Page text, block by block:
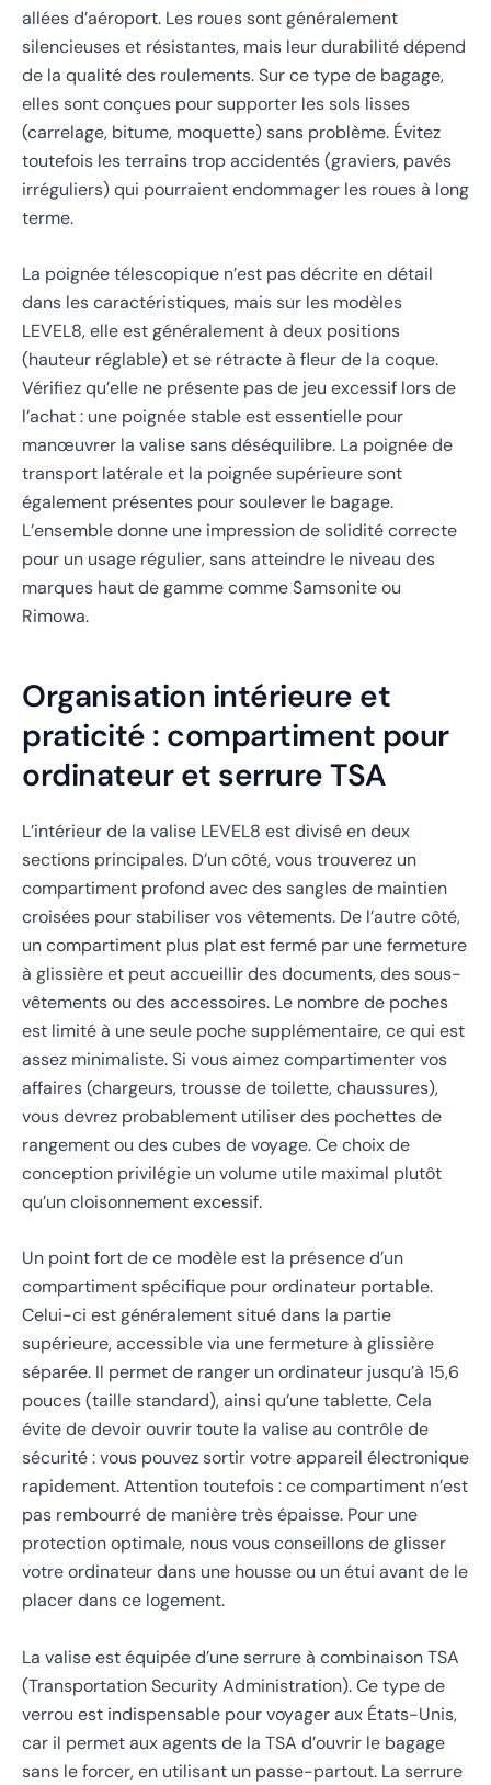
allées d’aéroport. Les roues sont généralement
silencieuses et résistantes, mais leur durabilité dépend
de la qualité des roulements. Sur ce type de bagage,
elles sont conçues pour supporter les sols lisses
(carrelage, bitume, moquette) sans problème. Évitez
toutefois les terrains trop accidentés (graviers, pavés
irréguliers) qui pourraient endommager les roues à long
terme.
La poignée télescopique n’est pas décrite en détail
dans les caractéristiques, mais sur les modèles
LEVEL8, elle est généralement à deux positions
(hauteur réglable) et se rétracte à fleur de la coque.
Vérifiez qu’elle ne présente pas de jeu excessif lors de
l’achat : une poignée stable est essentielle pour
manœuvrer la valise sans déséquilibre. La poignée de
transport latérale et la poignée supérieure sont
également présentes pour soulever le bagage.
L’ensemble donne une impression de solidité correcte
pour un usage régulier, sans atteindre le niveau des
marques haut de gamme comme Samsonite ou
Rimowa.
Organisation intérieure et
praticité : compartiment pour
ordinateur et serrure TSA
L’intérieur de la valise LEVEL8 est divisé en deux
sections principales. D’un côté, vous trouverez un
compartiment profond avec des sangles de maintien
croisées pour stabiliser vos vêtements. De l’autre côté,
un compartiment plus plat est fermé par une fermeture
à glissière et peut accueillir des documents, des sous-
vêtements ou des accessoires. Le nombre de poches
est limité à une seule poche supplémentaire, ce qui est
assez minimaliste. Si vous aimez compartimenter vos
affaires (chargeurs, trousse de toilette, chaussures),
vous devrez probablement utiliser des pochettes de
rangement ou des cubes de voyage. Ce choix de
conception privilégie un volume utile maximal plutôt
qu’un cloisonnement excessif.
Un point fort de ce modèle est la présence d’un
compartiment spécifique pour ordinateur portable.
Celui-ci est généralement situé dans la partie
supérieure, accessible via une fermeture à glissière
séparée. Il permet de ranger un ordinateur jusqu’à 15,6
pouces (taille standard), ainsi qu’une tablette. Cela
évite de devoir ouvrir toute la valise au contrôle de
sécurité : vous pouvez sortir votre appareil électronique
rapidement. Attention toutefois : ce compartiment n’est
pas rembourré de manière très épaisse. Pour une
protection optimale, nous vous conseillons de glisser
votre ordinateur dans une housse ou un étui avant de le
placer dans ce logement.
La valise est équipée d’une serrure à combinaison TSA
(Transportation Security Administration). Ce type de
verrou est indispensable pour voyager aux États-Unis,
car il permet aux agents de la TSA d’ouvrir le bagage
sans le forcer, en utilisant un passe-partout. La serrure